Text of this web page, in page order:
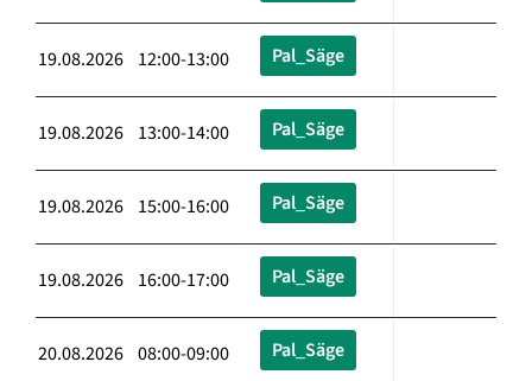
19.08.2026 12:00-13:00 Pal_Säge
19.08.2026 13:00-14:00 Pal_Säge
19.08.2026 15:00-16:00 Pal_Säge
19.08.2026 16:00-17:00 Pal_Säge
20.08.2026 08:00-09:00 Pal_Säge